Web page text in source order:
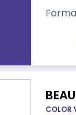
COLOR